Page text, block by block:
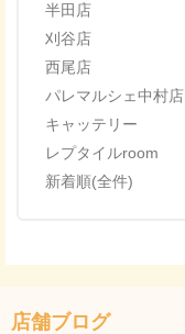
半田店
刈谷店
西尾店
パレマルシェ中村店
キャッテリー
レプタイルroom
新着順(全件)
店舗ブログ